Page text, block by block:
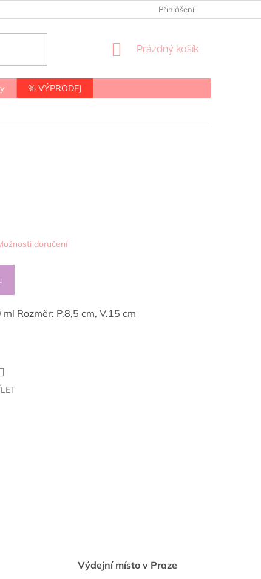
OSOBNÍCH ÚDAJŮ Přihlášení
NÁKUPNÍ
Prázdný košík
% VÝPRODEJ
doručení
Rozměr: P.8,5 cm, V.15 cm
Výdejní místo v Praze